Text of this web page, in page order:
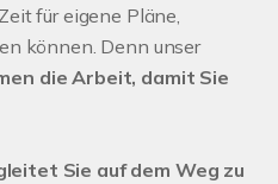
für eigene Pläne,
können. Denn unser
die Arbeit, damit Sie
Sie auf dem Weg zu